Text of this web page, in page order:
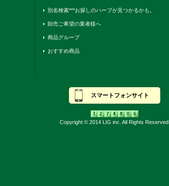
別名検索***お探しのハーブが見つかるかも。
卸売ご希望の業者様へ
商品グループ
おすすめ商品
スマートフォンサイト
Copyright © 2014 LIG inc. All Rights Reserved.